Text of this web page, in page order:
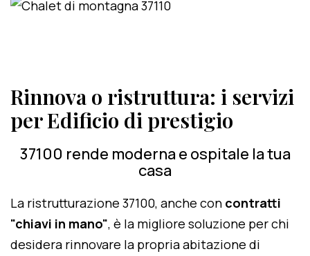
Rinnova o ristruttura: i servizi
per Edificio di prestigio
37100 rende moderna e ospitale la tua
casa
La ristrutturazione 37100, anche con contratti
"chiavi in mano", è la migliore soluzione per chi
desidera rinnovare la propria abitazione di